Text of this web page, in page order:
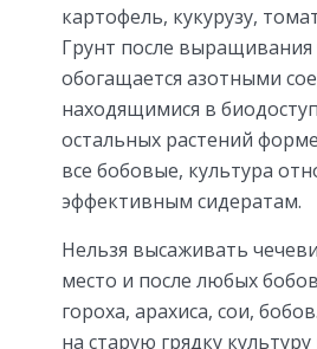
картофель, кукурузу,
Грунт после
обогащается азотными
находящимися в
остальных растений
все бобовые, культура
эффективным сидератам.
Нельзя высаживать
место и после любых
гороха, арахиса, сои,
на старую грядку